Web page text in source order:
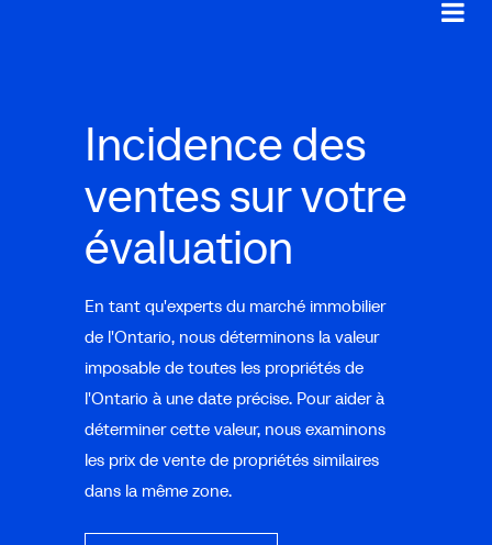
Incidence des
ventes sur votre
évaluation
En tant qu'experts du marché immobilier
de l'Ontario, nous déterminons la valeur
imposable de toutes les propriétés de
l'Ontario à une date précise. Pour aider à
déterminer cette valeur, nous examinons
les prix de vente de propriétés similaires
dans la même zone.